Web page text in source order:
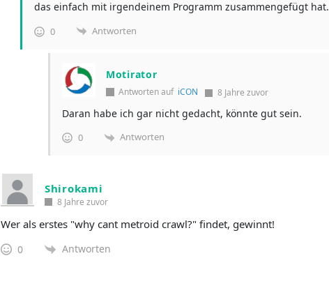
das einfach mit irgendeinem Programm zusammengefügt hat.
0 Antworten
Motirator
Antworten auf iCON 8 Jahre zuvor
Daran habe ich gar nicht gedacht, könnte gut sein.
0 Antworten
Shirokami
8 Jahre zuvor
Wer als erstes "why cant metroid crawl?" findet, gewinnt!
0 Antworten